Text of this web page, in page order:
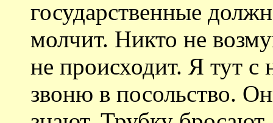
государственные
молчит. Никто не
не происходит. Я тут
звоню в посольство.